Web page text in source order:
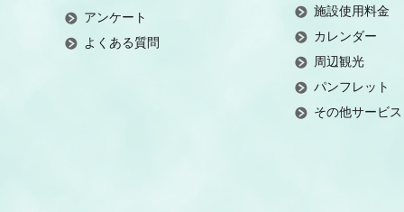
アンケート
よくある質問
施設使用料金
カレンダー
周辺観光
パンフレット
その他サービス